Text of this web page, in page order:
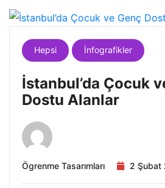
Hepsi İnfografikler
İstanbul’da Çocuk
Dostu Alanlar
Ögrenme Tasarımları 2 Şubat